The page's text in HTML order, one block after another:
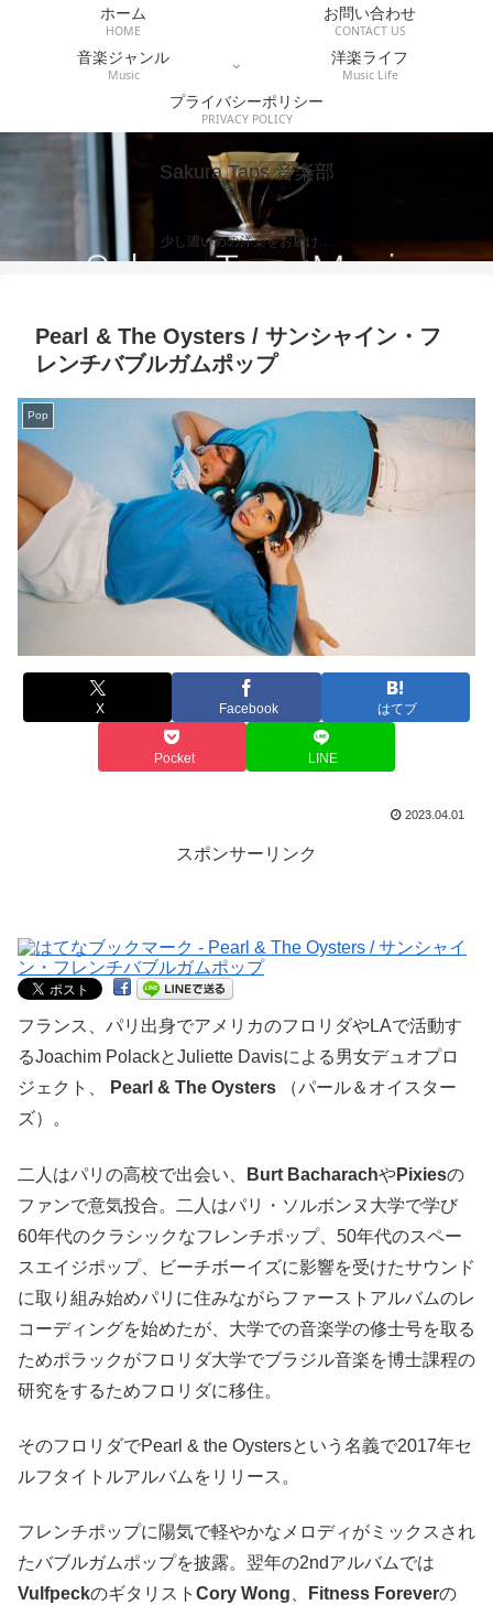
Sakura Taps 音楽部
少し濃いめの洋楽をお届け…
ホーム
HOME
お問い合わせ
CONTACT US
音楽ジャンル
Music
洋楽ライフ
Music Life
プライバシーポリシー
PRIVACY POLICY
Pearl & The Oysters / サンシャイン・フ
レンチバブルガムポップ
Pop
X Facebook はてブ
Pocket LINE
2023.04.01
スポンサーリンク
フランス、パリ出身でアメリカのフロリダやLAで活動す
るJoachim PolackとJuliette Davisによる男女デュオプロ
ジェクト、
Pearl & The Oysters （パール＆オイスター
ズ）。
二人はパリの高校で出会い、 Burt BacharachやPixiesの
ファンで意気投合。二人はパリ・ソルボンヌ大学で学び
60年代のクラシックなフレンチポップ、50年代のスペー
スエイジポップ、ビーチボーイズに影響を受けたサウンド
に取り組み始めパリに住みながらファーストアルバムのレ
コーディングを始めたが、大学での音楽学の修士号を取る
ためポラックがフロリダ大学でブラジル音楽を博士課程の
研究をするためフロリダに移住。
そのフロリダでPearl & the Oystersという名義で2017年セ
ルフタイトルアルバムをリリース。
フレンチポップに陽気で軽やかなメロディがミックスされ
たバブルガムポップを披露。翌年の2ndアルバムでは
Vulfpeckのギタリスト Cory Wong Fitness Foreverの